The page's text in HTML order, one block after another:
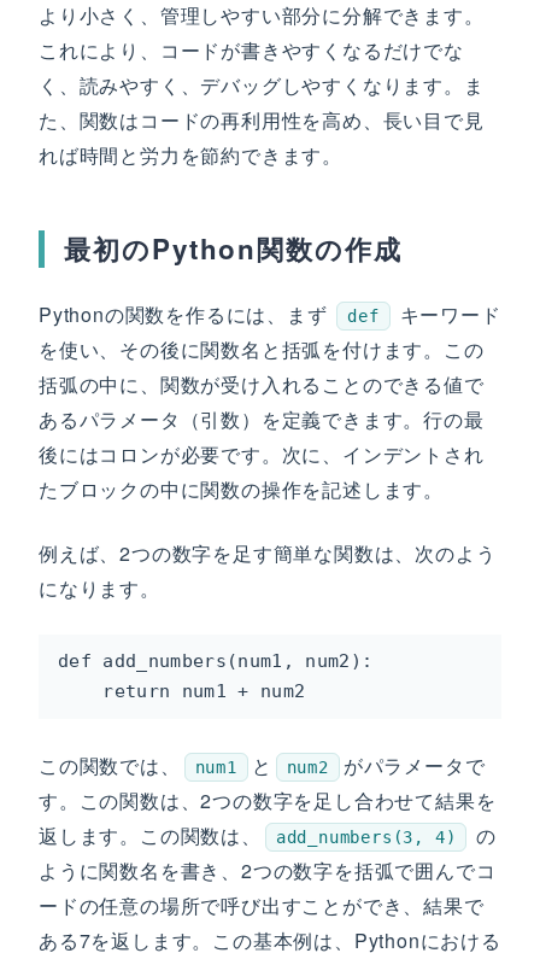
より小さく、管理しやすい部分に分解できます。
これにより、コードが書きやすくなるだけでな
く、読みやすく、デバッグしやすくなります。ま
た、関数はコードの再利用性を高め、長い目で見
れば時間と労力を節約できます。
最初のPython関数の作成
Pythonの関数を作るには、まず def
キーワード
を使い、その後に関数名と括弧を付けます。この
括弧の中に、関数が受け入れることのできる値で
あるパラメータ（引数）を定義できます。行の最
後にはコロンが必要です。次に、インデントされ
たブロックの中に関数の操作を記述します。
例えば、2つの数字を足す簡単な関数は、次のよう
になります。
def add_numbers(num1, num2):
    return num1 + num2
この関数では、 num1 と num2
がパラメータで
す。この関数は、2つの数字を足し合わせて結果を
返します。この関数は、
add_numbers(3, 4)
の
ように関数名を書き、2つの数字を括弧で囲んでコ
ードの任意の場所で呼び出すことができ、結果で
ある7を返します。この基本例は、Pythonにおける